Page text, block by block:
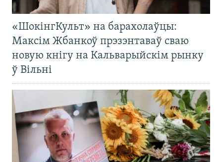
«ШокінгКульт» на барахолаўцы:
Максім Жбанкоў прэзэнтаваў сваю
новую кнігу на Кальварыйскім рынку
ў Вільні